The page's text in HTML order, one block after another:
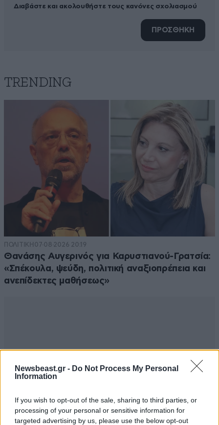
Newsbeast.gr - Do Not Process My Personal
Information
If you wish to opt-out of the sale, sharing to third parties, or
processing of your personal or sensitive information for
targeted advertising by us, please use the below opt-out
Διαβάστε και ακολουθήστε τους κανόνες σχολιασμού
ΠΡΟΣΘΗΚΗ
TRENDING
ΠΟΛΙΤΙΚΗ 07·08·2026 20:19
Θανάσης Αυγερινός για Καρυστιανού-Γρατσία:
«Σπέκουλα, ψεύδη, πολιτική αναξιοπρέπεια και
ανεπίδεκτες μαθήσεως»